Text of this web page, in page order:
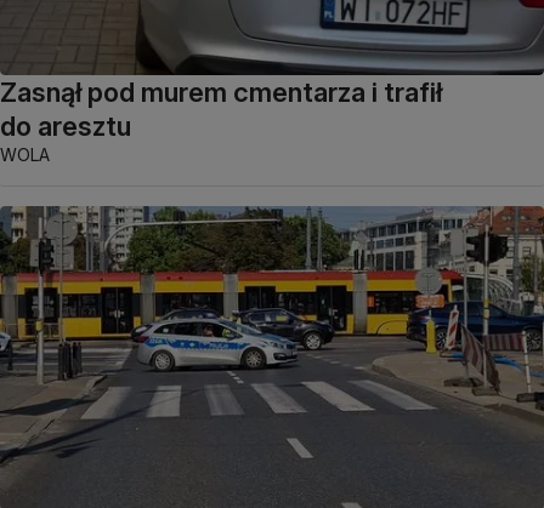
Zasnął pod murem cmentarza i trafił
do aresztu
WOLA